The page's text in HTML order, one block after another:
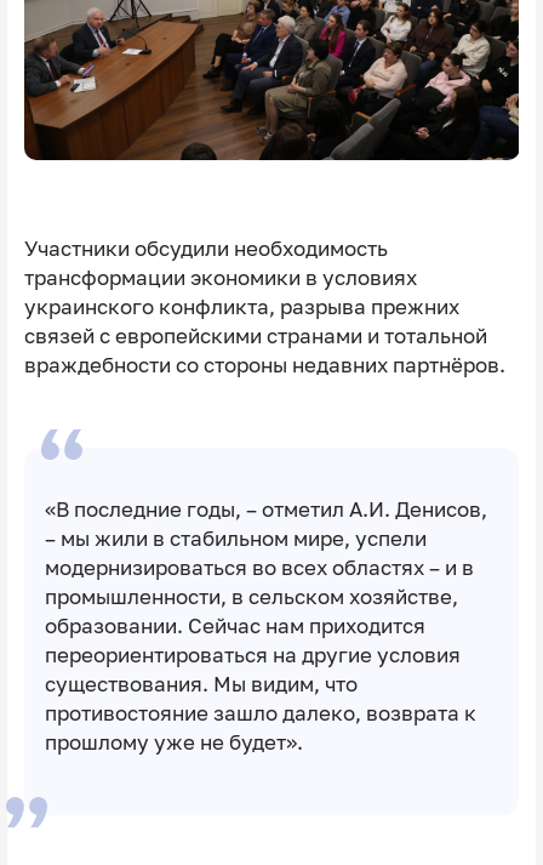
Участники обсудили необходимость
трансформации экономики в условиях
украинского конфликта, разрыва прежних
связей с европейскими странами и тотальной
враждебности со стороны недавних партнёров.
«В последние годы, – отметил А.И. Денисов,
– мы жили в стабильном мире, успели
модернизироваться во всех областях – и в
промышленности, в сельском хозяйстве,
образовании. Сейчас нам приходится
переориентироваться на другие условия
существования. Мы видим, что
противостояние зашло далеко, возврата к
прошлому уже не будет».